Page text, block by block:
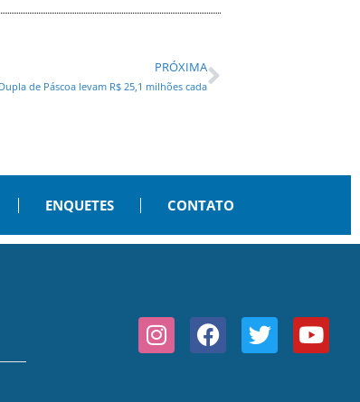
PRÓXIMA
de Páscoa levam R$ 25,1 milhões cada
ENQUETES CONTATO